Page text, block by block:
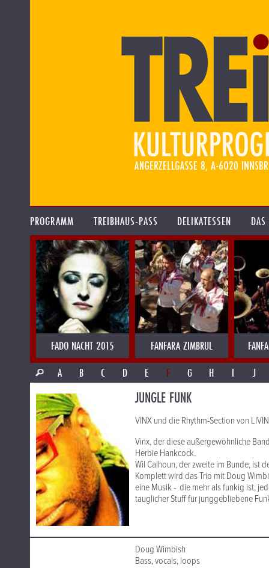
PROGRAMM TREIBHAUS-PASS DELIKATESSEN
FADO NACHT 2015 FANFARA ZIMBRUL
A
B C D E F G H I J
JUNGLE FUNK
VINX und die Rhythm-Section von
Vinx, der diese außergewöhnliche
Herbie Hankcock.
Wil Calhoun, der zweite im Bunde, ist
Komplett wird das Trio mit Doug
eine Musik - die mehr als funkig ist,
tauglicher Stuff für junggebliebene
Doug Wimbish
Bass, vocals, loops